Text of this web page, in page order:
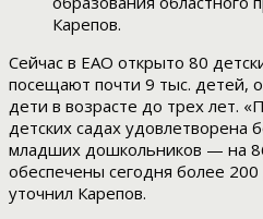
Карепов.
Сейчас в ЕАО открыто 80
посещают почти 9 тыс. детей,
дети в возрасте до трех лет.
детских садах удовлетворена
младших дошкольников — на
обеспечены сегодня более
уточнил Карепов.